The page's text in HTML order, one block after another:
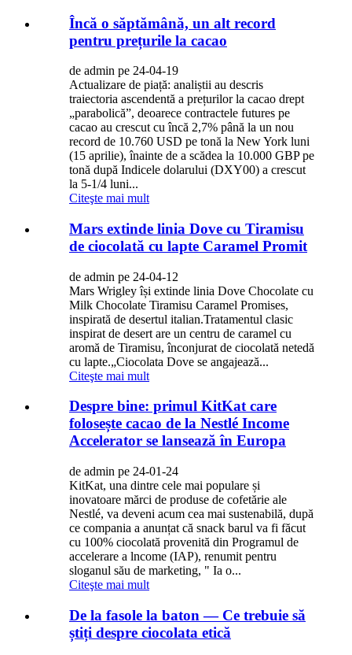
Încă o săptămână, un alt record
pentru prețurile la cacao
de admin pe 24-04-19
Actualizare de piață: analiștii au descris
traiectoria ascendentă a prețurilor la cacao drept
„parabolică”, deoarece contractele futures pe
cacao au crescut cu încă 2,7% până la un nou
record de 10.760 USD pe tonă la New York luni
(15 aprilie), înainte de a scădea la 10.000 GBP pe
tonă după Indicele dolarului (DXY00) a crescut
la 5-1/4 luni...
Citeşte mai mult
Mars extinde linia Dove cu Tiramisu
de ciocolată cu lapte Caramel Promit
de admin pe 24-04-12
Mars Wrigley își extinde linia Dove Chocolate cu
Milk Chocolate Tiramisu Caramel Promises,
inspirată de desertul italian.Tratamentul clasic
inspirat de desert are un centru de caramel cu
aromă de Tiramisu, înconjurat de ciocolată netedă
cu lapte.„Ciocolata Dove se angajează...
Citeşte mai mult
Despre bine: primul KitKat care
folosește cacao de la Nestlé Income
Accelerator se lansează în Europa
de admin pe 24-01-24
KitKat, una dintre cele mai populare și
inovatoare mărci de produse de cofetărie ale
Nestlé, va deveni acum cea mai sustenabilă, după
ce compania a anunțat că snack barul va fi făcut
cu 100% ciocolată provenită din Programul de
accelerare a lncome (IAP), renumit pentru
sloganul său de marketing, " Ia o...
Citeşte mai mult
De la fasole la baton — Ce trebuie să
știți despre ciocolata etică